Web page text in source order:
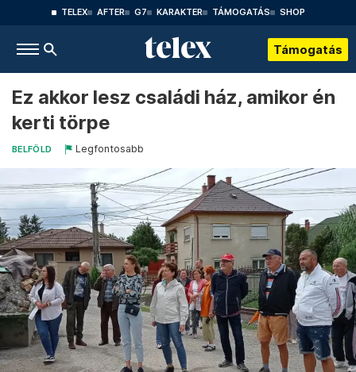
TELEX AFTER G7 KARAKTER TÁMOGATÁS SHOP
Támogatás
Ez akkor lesz családi ház, amikor én
kerti törpe
BELFÖLD Legfontosabb